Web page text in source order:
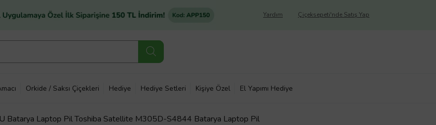
Çiçeksepeti'nde Satış Yap
Yardım
Orkide / Saksı Çiçekleri Hediye Hediye Setleri Kişiye Özel El Yapımı Hediye
Batarya Laptop Pil Toshiba Satellite M305D-S4844 Batarya Laptop Pil